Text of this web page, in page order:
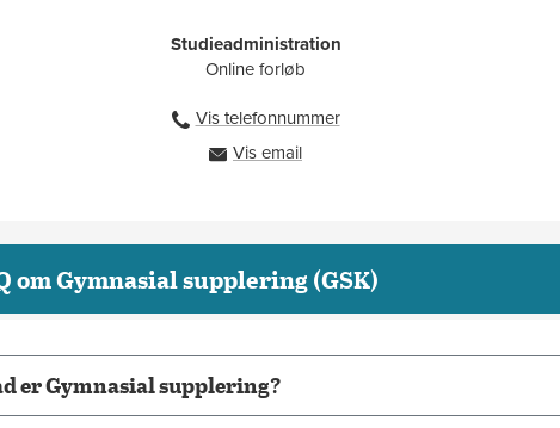
Studieadministration
Online forløb
Vis telefonnummer
99364740
Vis emailkontakt_adm@ah.dk
om Gymnasial supplering (GSK)
er Gymnasial supplering?